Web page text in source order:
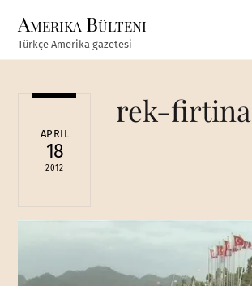
content
Amerika Bülteni
Türkçe Amerika gazetesi
APRIL
18
2012
rek-firtina